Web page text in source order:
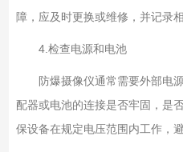
障，应及时更换或维修，并记录相
4.检查电源和电池
防爆摄像仪通常需要外部电源
配器或电池的连接是否牢固，是
保设备在规定电压范围内工作，避